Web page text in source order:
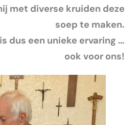
met diverse kruiden deze
soep te maken.
dus een unieke ervaring …
ook voor ons!